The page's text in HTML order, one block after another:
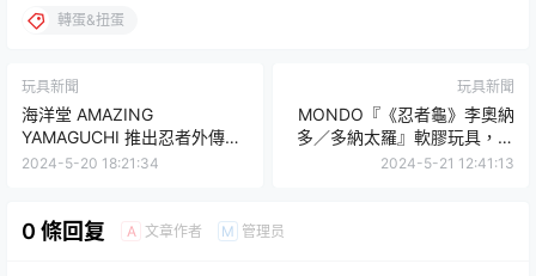
轉蛋&扭蛋
玩具新聞
海洋堂 AMAZING
YAMAGUCHI 推出忍者外傳
『龍･隼 可動人偶』預計 2025
2024-5-20 18:21:34
玩具新聞
MONDO『《忍者龜》李奧納
多／多納太羅』軟膠玩具，致
敬經典版玩具的高質感詮釋！
2024-5-21 12:41:13
0 條回复 A 文章作者 M 管理员